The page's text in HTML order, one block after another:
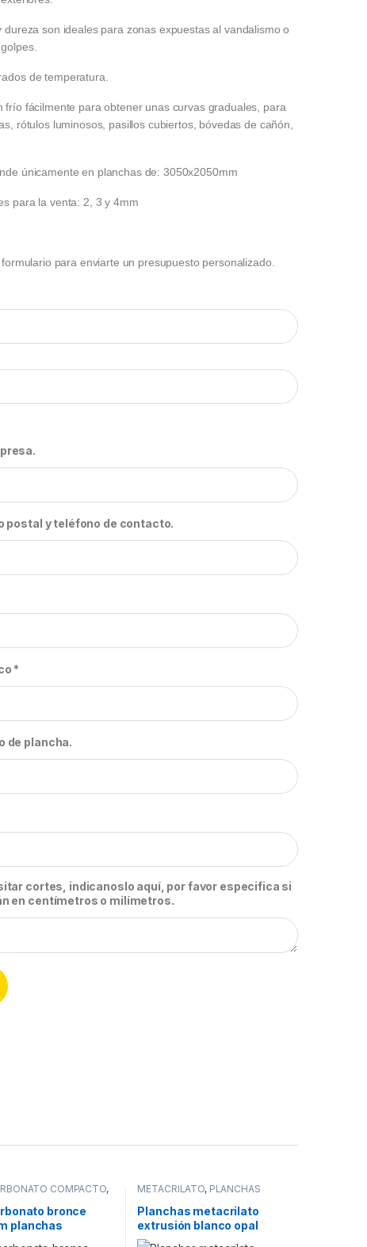
dureza son ideales para zonas expuestas al vandalismo o
de temperatura.
frío fácilmente para obtener unas curvas graduales, para
rótulos luminosos, pasillos cubiertos, bóvedas de cañón,
únicamente en planchas de: 3050x2050mm
para la venta: 2, 3 y 4mm
para enviarte un presupuesto personalizado.
postal y teléfono de contacto.
*
de plancha.
cortes, indicanoslo aquí, por favor especifica si
en centímetros o milímetros.
COMPACTO,
bronce
planchas
METACRILATO, PLANCHAS
Planchas metacrilato
extrusión blanco opal